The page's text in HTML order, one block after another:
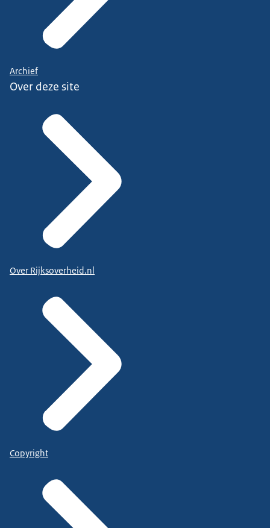
Archief
Over deze site
Over Rijksoverheid.nl
Copyright